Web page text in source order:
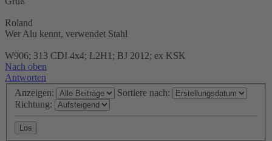
Roland
Wer Alu kennt, verwendet Stahl
W906; 313 CDI 4x4; L2H1; BJ 2012; ex KSK
Nach oben
Antworten
Anzeigen:
Sortiere nach:
Richtung: